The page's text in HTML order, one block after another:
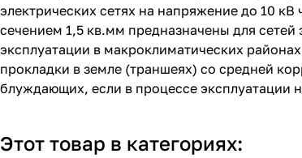
электрических сетях на напряжение до 10
сечением 1,5 кв.мм предназначены для
эксплуатации в макроклиматических
прокладки в земле (траншеях) со средней
блуждающих, если в процессе эксплуатации
Этот товар в категориях: